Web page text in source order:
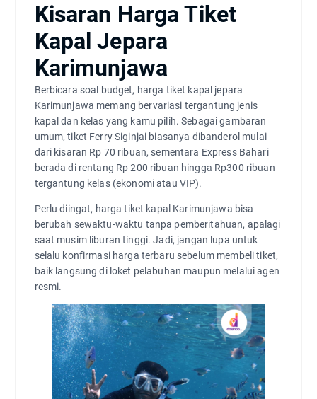
Kisaran Harga Tiket
Kapal Jepara
Karimunjawa
Berbicara soal budget, harga tiket kapal jepara
Karimunjawa memang bervariasi tergantung jenis
kapal dan kelas yang kamu pilih. Sebagai gambaran
umum, tiket Ferry Siginjai biasanya dibanderol mulai
dari kisaran Rp 70 ribuan, sementara Express Bahari
berada di rentang Rp 200 ribuan hingga Rp300 ribuan
tergantung kelas (ekonomi atau VIP).
Perlu diingat, harga tiket kapal Karimunjawa bisa
berubah sewaktu-waktu tanpa pemberitahuan, apalagi
saat musim liburan tinggi. Jadi, jangan lupa untuk
selalu konfirmasi harga terbaru sebelum membeli tiket,
baik langsung di loket pelabuhan maupun melalui agen
resmi.